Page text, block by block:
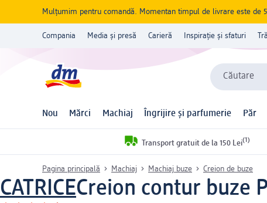
Mulțumim pentru comandă. Momentan timpul de livrare este de
Compania Media și presă Carieră Inspirație și sfaturi
Căutare
Nou Mărci Machiaj Îngrijire și parfumerie Păr
Transport gratuit de la 150 Lei(1)
Pagina principală Machiaj Machiaj buze Creion de buze
CATRICECreion contur buze